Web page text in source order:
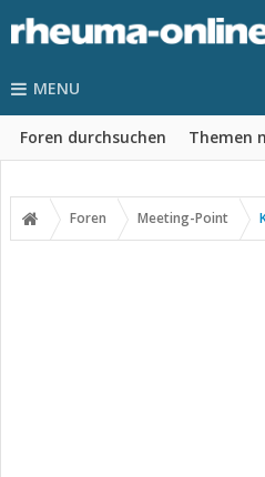
MENU
Foren durchsuchen Themen
Foren Meeting-Point